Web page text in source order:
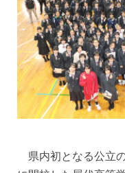
県内初となる公立